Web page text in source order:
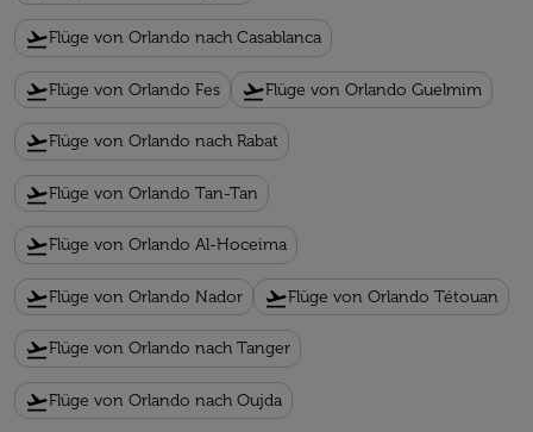
flight_takeoffFlüge von Orlando nach Casablanca
flight_takeoffFlüge von Orlando Fes flight_takeoffFlüge von Orlando Guelmim
flight_takeoffFlüge von Orlando nach Rabat
flight_takeoffFlüge von Orlando Tan-Tan
flight_takeoffFlüge von Orlando Al-Hoceima
flight_takeoffFlüge von Orlando Nador flight_takeoffFlüge von Orlando Tétouan
flight_takeoffFlüge von Orlando nach Tanger
flight_takeoffFlüge von Orlando nach Oujda